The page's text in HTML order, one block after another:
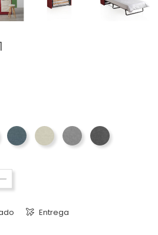
- Nenufar
Arte - Turquesa
Arte - ArenaArte - NacarArte - Forja
Entrega